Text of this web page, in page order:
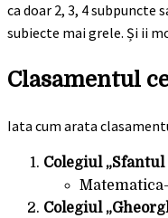
ca doar 2, 3, 4
subiecte mai grele. Și ii
Clasamentul
Iata cum arata
Colegiul „Sfantul
Colegiul